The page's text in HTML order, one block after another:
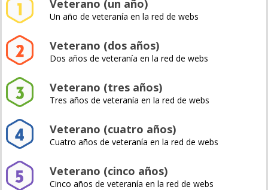
Veterano (un año)
Un año de veteranía en la red de webs
Veterano (dos años)
Dos años de veteranía en la red de webs
Veterano (tres años)
Tres años de veteranía en la red de webs
Veterano (cuatro años)
Cuatro años de veteranía en la red de webs
Veterano (cinco años)
Cinco años de veteranía en la red de webs